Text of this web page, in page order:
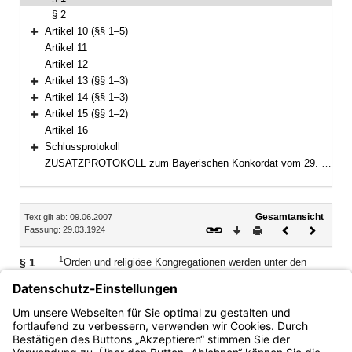
§ 2
Bereich erweitern
Artikel 10 (§§ 1–5)
Artikel 11
Artikel 12
Bereich erweitern
Artikel 13 (§§ 1–3)
Bereich erweitern
Artikel 14 (§§ 1–3)
Bereich erweitern
Artikel 15 (§§ 1–2)
Artikel 16
Bereich erweitern
Schlussprotokoll
ZUSATZPROTOKOLL zum Bayerischen Konkordat vom 29. März 1924, zuletzt geändert durch den Vertrag vom 8. Juni 1988
Inhalt
Text gilt ab: 09.06.2007
Fassung: 29.03.1924
Gesamtansicht
Download
DruckenVorheriges
§ 1 1Orden und religiöse Kongregationen werden unter den
Führung von Privatschulen zugelassen.
von Berechtigungen an derartige Schulen erfolgt nach den
für andere Privatschulen geltenden Grundsätzen.